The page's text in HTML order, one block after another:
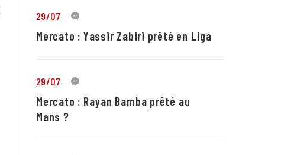
29/07 4
Mercato : Yassir Zabiri prêté en Liga
29/07 1
Mercato : Rayan Bamba prêté au
Mans ?